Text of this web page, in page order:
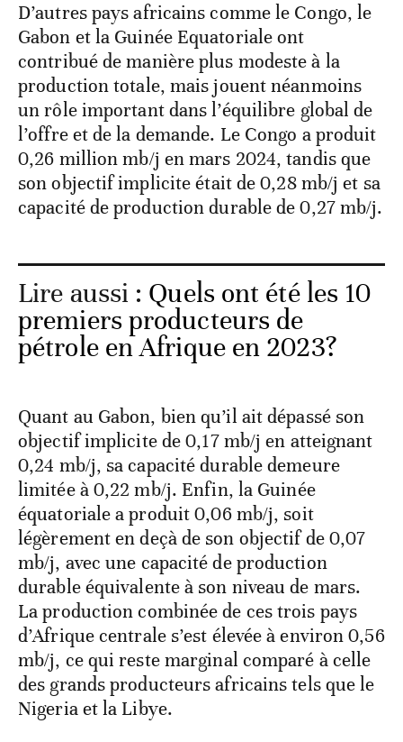
D’autres pays africains comme le Congo, le
Gabon et la Guinée Equatoriale ont
contribué de manière plus modeste à la
production totale, mais jouent néanmoins
un rôle important dans l’équilibre global de
l’offre et de la demande. Le Congo a produit
0,26 million mb/j en mars 2024, tandis que
son objectif implicite était de 0,28 mb/j et sa
capacité de production durable de 0,27 mb/j.
Lire aussi : Quels ont été les 10
premiers producteurs de
pétrole en Afrique en 2023?
Quant au Gabon, bien qu’il ait dépassé son
objectif implicite de 0,17 mb/j en atteignant
0,24 mb/j, sa capacité durable demeure
limitée à 0,22 mb/j. Enfin, la Guinée
équatoriale a produit 0,06 mb/j, soit
légèrement en deçà de son objectif de 0,07
mb/j, avec une capacité de production
durable équivalente à son niveau de mars.
La production combinée de ces trois pays
d’Afrique centrale s’est élevée à environ 0,56
mb/j, ce qui reste marginal comparé à celle
des grands producteurs africains tels que le
Nigeria et la Libye.